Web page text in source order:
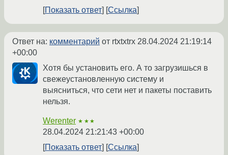
Показать ответ
Ссылка
Ответ на: комментарий от rtxtxtrx 28.04.2024 21:19:14
+00:00
Хотя бы установить его. А то загрузишься в
свежеустановленную систему и
выясниться, что сети нет и пакеты поставить
нельзя.
Werenter ★★★
28.04.2024 21:21:43 +00:00
Показать ответ
Ссылка